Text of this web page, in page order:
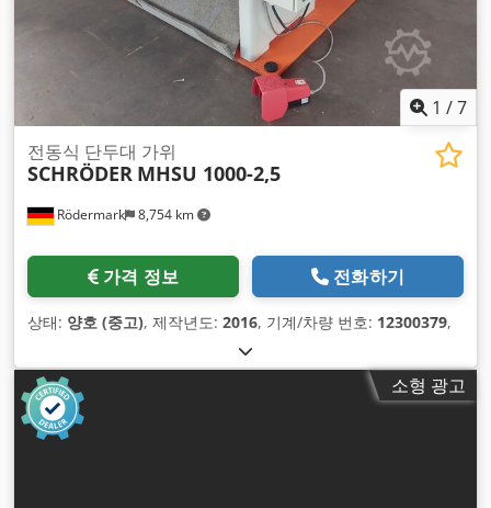
1 /7
Rödermark 8,754 km
전동식 단두대 가위
SCHRÖDER MHSU 1000-2,5
가격 정보 전화하기
상태: 양호 (중고), 제작년도: 2016, 기계/차량 번호: 12300379,
소형 광고